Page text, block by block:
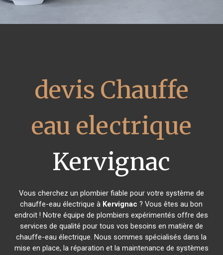
devis Chauffe
eau electrique
Kervignac
Vous cherchez un plombier fiable pour votre système de
chauffe-eau électrique à Kervignac ? Vous êtes au bon
endroit ! Notre équipe de plombiers expérimentés offre des
services de qualité pour tous vos besoins en matière de
chauffe-eau électrique. Nous sommes spécialisés dans la
mise en place, la réparation et la maintenance de systèmes